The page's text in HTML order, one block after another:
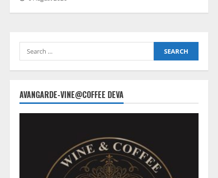
Search
for:
AVANGARDE-VINE@COFFEE DEVA